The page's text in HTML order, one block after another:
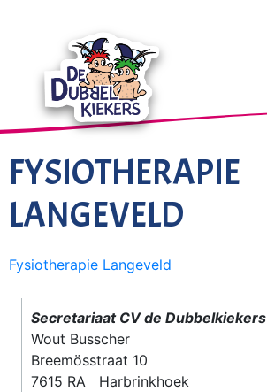
FYSIOTHERAPIE
LANGEVELD
Fysiotherapie Langeveld
Secretariaat CV de Dubbelkiekers
Wout Busscher
Breemösstraat 10
7615 RA Harbrinkhoek